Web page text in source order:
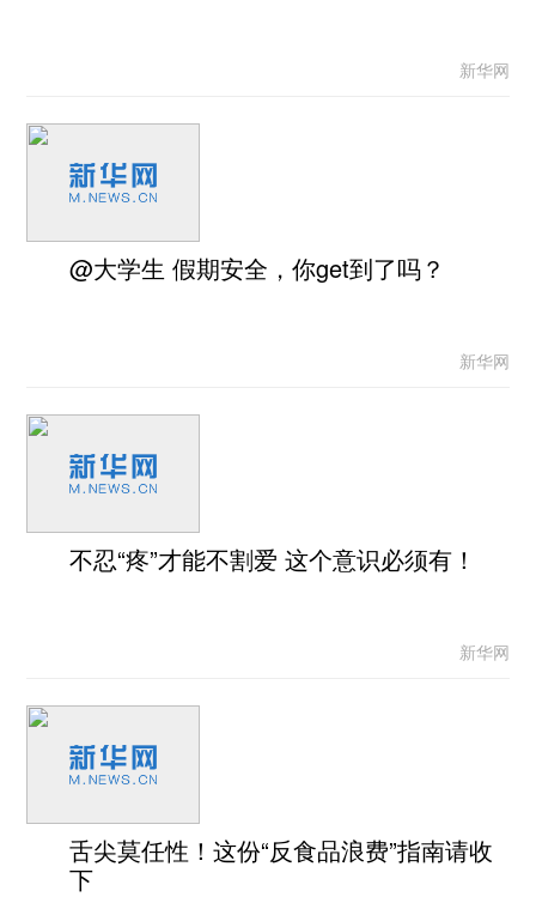
新华网
@大学生 假期安全，你get到了吗？
新华网
不忍“疼”才能不割爱 这个意识必须有！
新华网
舌尖莫任性！这份“反食品浪费”指南请收
下